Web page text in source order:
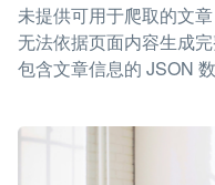
未提供可用于爬取的文
无法依据页面内容生成
包含文章信息的 JSON